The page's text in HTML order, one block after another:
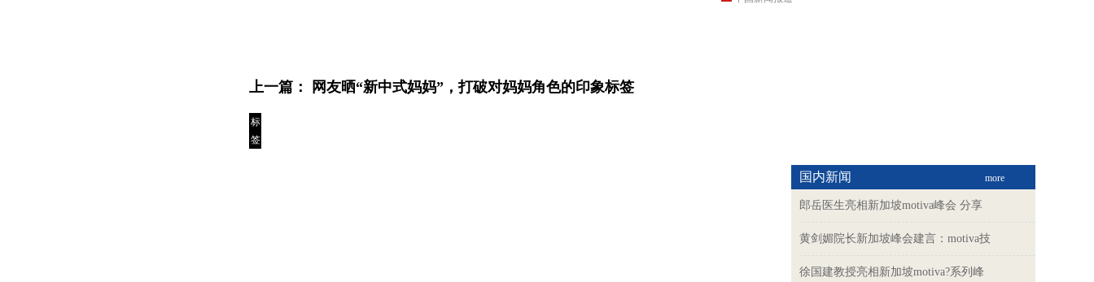
上一篇： 网友晒“新中式妈妈”，打破对妈妈角色的印象标签
标
签
国内新闻 more
郎岳医生亮相新加坡motiva峰会 分享
黄剑媚院长新加坡峰会建言：motiva技
徐国建教授亮相新加坡motiva?系列峰